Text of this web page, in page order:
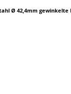
Ø 42,4mm